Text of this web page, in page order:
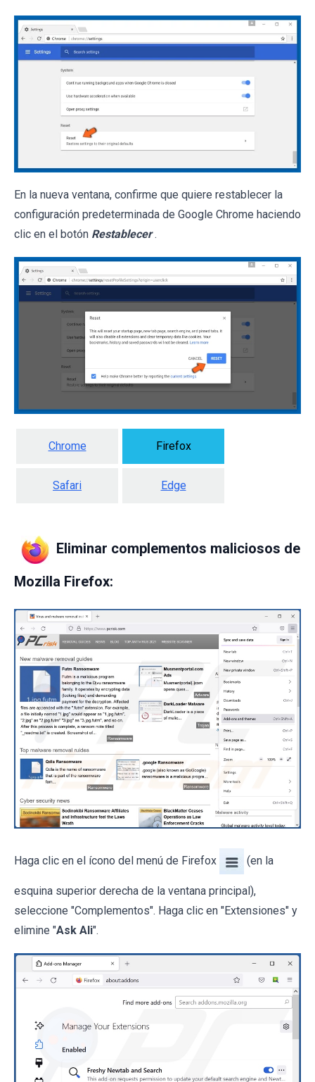
En la nueva ventana, confirme que quiere restablecer la
configuración predeterminada de Google Chrome haciendo
clic en el botón Restablecer .
Chrome Firefox
Safari Edge
Eliminar complementos maliciosos de
Mozilla Firefox:
Haga clic en el ícono del menú de Firefox (en la
esquina superior derecha de la ventana principal),
seleccione "Complementos". Haga clic en "Extensiones" y
elimine "Ask Ali".